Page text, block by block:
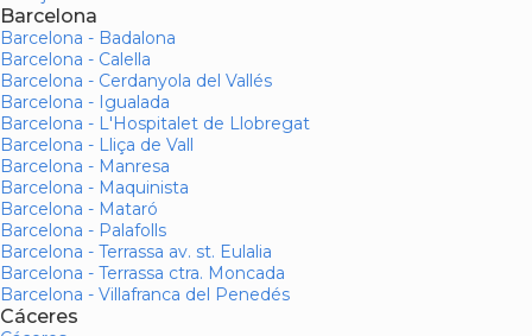
Barcelona
Barcelona - Badalona
Barcelona - Calella
Barcelona - Cerdanyola del Vallés
Barcelona - Igualada
Barcelona - L'Hospitalet de Llobregat
Barcelona - Lliça de Vall
Barcelona - Manresa
Barcelona - Maquinista
Barcelona - Mataró
Barcelona - Palafolls
Barcelona - Terrassa av. st. Eulalia
Barcelona - Terrassa ctra. Moncada
Barcelona - Villafranca del Penedés
Cáceres